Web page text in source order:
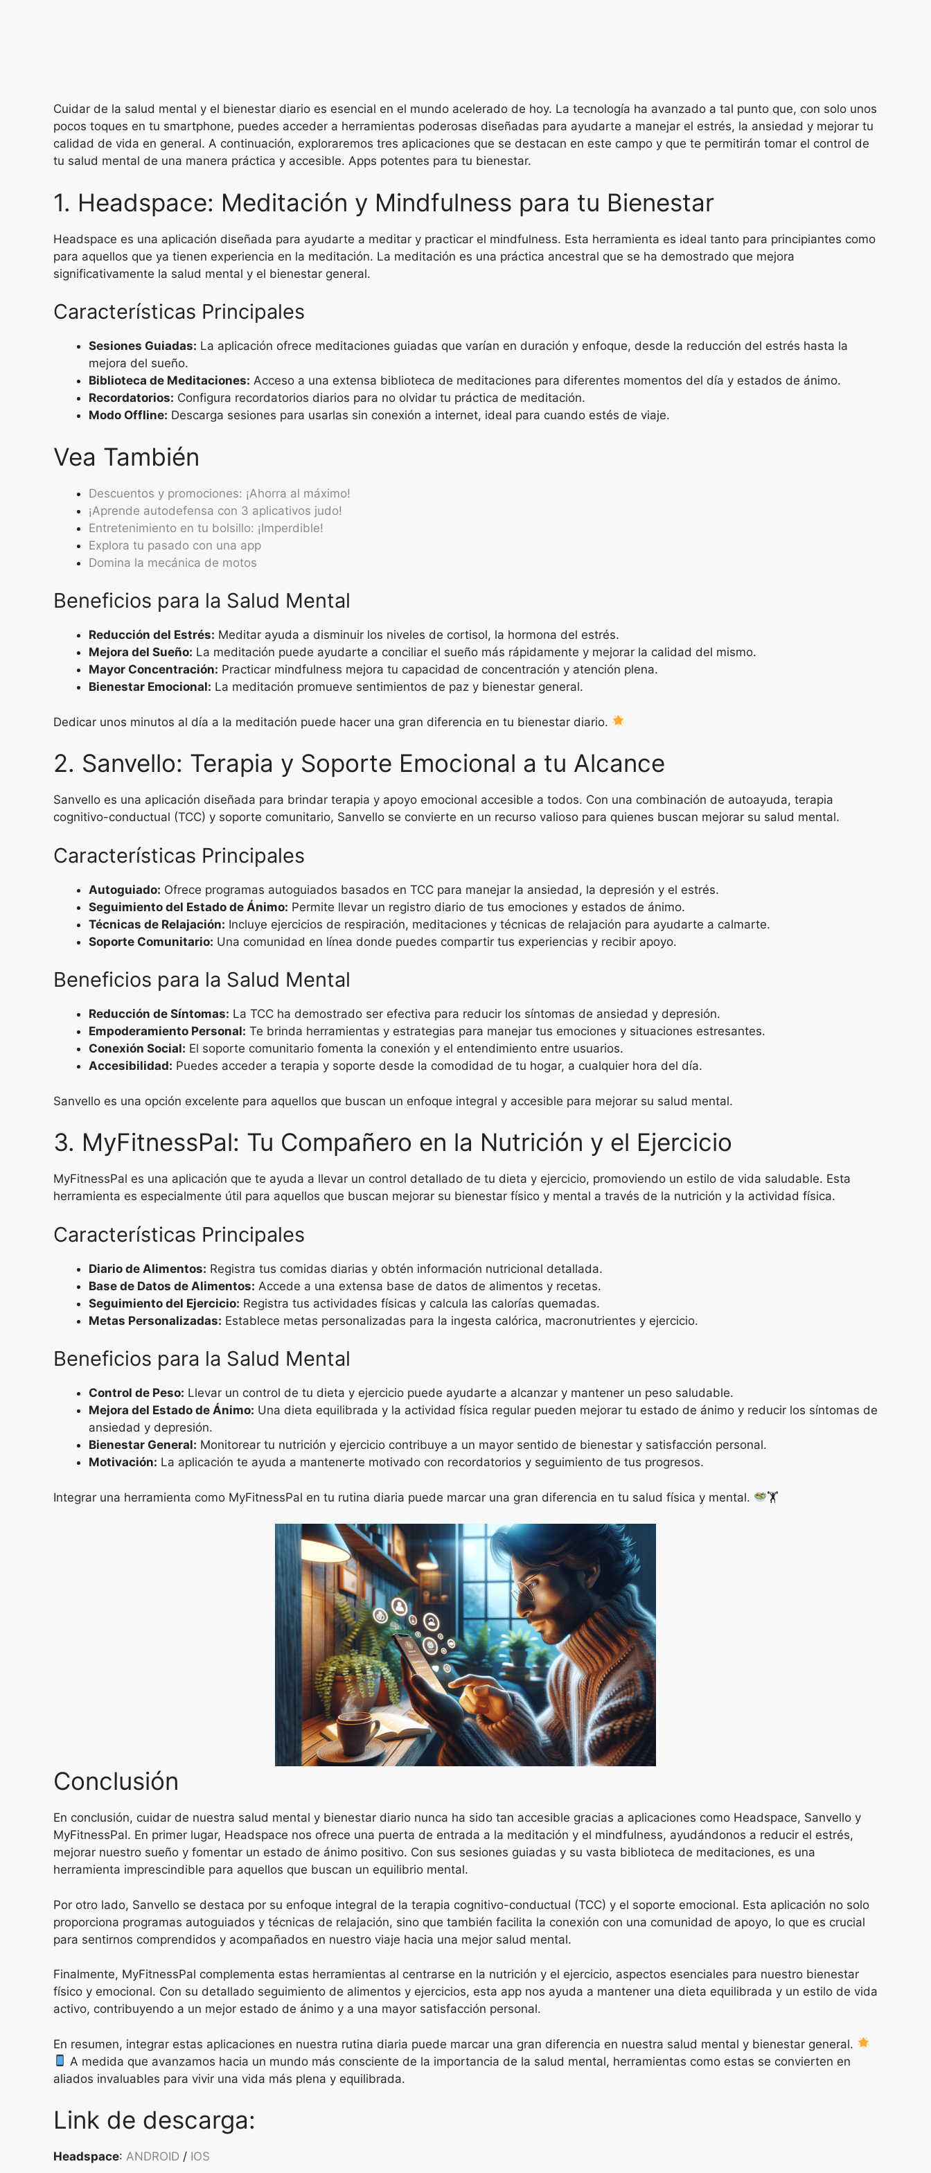
Cuidar de la salud mental y el bienestar diario es esencial en el mundo acelerado de hoy. La tecnología ha avanzado a tal punto que, con solo unos
pocos toques en tu smartphone, puedes acceder a herramientas poderosas diseñadas para ayudarte a manejar el estrés, la ansiedad y mejorar tu
calidad de vida en general. A continuación, exploraremos tres aplicaciones que se destacan en este campo y que te permitirán tomar el control de
tu salud mental de una manera práctica y accesible. Apps potentes para tu bienestar.
1. Headspace: Meditación y Mindfulness para tu Bienestar
Headspace es una aplicación diseñada para ayudarte a meditar y practicar el mindfulness. Esta herramienta es ideal tanto para principiantes como
para aquellos que ya tienen experiencia en la meditación. La meditación es una práctica ancestral que se ha demostrado que mejora
significativamente la salud mental y el bienestar general.
Características Principales
Sesiones Guiadas: La aplicación ofrece meditaciones guiadas que varían en duración y enfoque, desde la reducción del estrés hasta la
mejora del sueño.
Biblioteca de Meditaciones: Acceso a una extensa biblioteca de meditaciones para diferentes momentos del día y estados de ánimo.
Recordatorios: Configura recordatorios diarios para no olvidar tu práctica de meditación.
Modo Offline: Descarga sesiones para usarlas sin conexión a internet, ideal para cuando estés de viaje.
Vea También
Descuentos y promociones: ¡Ahorra al máximo!
¡Aprende autodefensa con 3 aplicativos judo!
Entretenimiento en tu bolsillo: ¡Imperdible!
Explora tu pasado con una app
Domina la mecánica de motos
Beneficios para la Salud Mental
Reducción del Estrés: Meditar ayuda a disminuir los niveles de cortisol, la hormona del estrés.
Mejora del Sueño: La meditación puede ayudarte a conciliar el sueño más rápidamente y mejorar la calidad del mismo.
Mayor Concentración: Practicar mindfulness mejora tu capacidad de concentración y atención plena.
Bienestar Emocional: La meditación promueve sentimientos de paz y bienestar general.
Dedicar unos minutos al día a la meditación puede hacer una gran diferencia en tu bienestar diario.
2. Sanvello: Terapia y Soporte Emocional a tu Alcance
Sanvello es una aplicación diseñada para brindar terapia y apoyo emocional accesible a todos. Con una combinación de autoayuda, terapia
cognitivo-conductual (TCC) y soporte comunitario, Sanvello se convierte en un recurso valioso para quienes buscan mejorar su salud mental.
Características Principales
Autoguiado: Ofrece programas autoguiados basados en TCC para manejar la ansiedad, la depresión y el estrés.
Seguimiento del Estado de Ánimo: Permite llevar un registro diario de tus emociones y estados de ánimo.
Técnicas de Relajación: Incluye ejercicios de respiración, meditaciones y técnicas de relajación para ayudarte a calmarte.
Soporte Comunitario: Una comunidad en línea donde puedes compartir tus experiencias y recibir apoyo.
Beneficios para la Salud Mental
Reducción de Síntomas: La TCC ha demostrado ser efectiva para reducir los síntomas de ansiedad y depresión.
Empoderamiento Personal: Te brinda herramientas y estrategias para manejar tus emociones y situaciones estresantes.
Conexión Social: El soporte comunitario fomenta la conexión y el entendimiento entre usuarios.
Accesibilidad: Puedes acceder a terapia y soporte desde la comodidad de tu hogar, a cualquier hora del día.
Sanvello es una opción excelente para aquellos que buscan un enfoque integral y accesible para mejorar su salud mental.
3. MyFitnessPal: Tu Compañero en la Nutrición y el Ejercicio
MyFitnessPal es una aplicación que te ayuda a llevar un control detallado de tu dieta y ejercicio, promoviendo un estilo de vida saludable. Esta
herramienta es especialmente útil para aquellos que buscan mejorar su bienestar físico y mental a través de la nutrición y la actividad física.
Características Principales
Diario de Alimentos: Registra tus comidas diarias y obtén información nutricional detallada.
Base de Datos de Alimentos: Accede a una extensa base de datos de alimentos y recetas.
Seguimiento del Ejercicio: Registra tus actividades físicas y calcula las calorías quemadas.
Metas Personalizadas: Establece metas personalizadas para la ingesta calórica, macronutrientes y ejercicio.
Beneficios para la Salud Mental
Control de Peso: Llevar un control de tu dieta y ejercicio puede ayudarte a alcanzar y mantener un peso saludable.
Mejora del Estado de Ánimo: Una dieta equilibrada y la actividad física regular pueden mejorar tu estado de ánimo y reducir los síntomas de
ansiedad y depresión.
Bienestar General: Monitorear tu nutrición y ejercicio contribuye a un mayor sentido de bienestar y satisfacción personal.
Motivación: La aplicación te ayuda a mantenerte motivado con recordatorios y seguimiento de tus progresos.
Integrar una herramienta como MyFitnessPal en tu rutina diaria puede marcar una gran diferencia en tu salud física y mental. 🏋
Conclusión
En conclusión, cuidar de nuestra salud mental y bienestar diario nunca ha sido tan accesible gracias a aplicaciones como Headspace, Sanvello y
MyFitnessPal. En primer lugar, Headspace nos ofrece una puerta de entrada a la meditación y el mindfulness, ayudándonos a reducir el estrés,
mejorar nuestro sueño y fomentar un estado de ánimo positivo. Con sus sesiones guiadas y su vasta biblioteca de meditaciones, es una
herramienta imprescindible para aquellos que buscan un equilibrio mental.
Por otro lado, Sanvello se destaca por su enfoque integral de la terapia cognitivo-conductual (TCC) y el soporte emocional. Esta aplicación no solo
proporciona programas autoguiados y técnicas de relajación, sino que también facilita la conexión con una comunidad de apoyo, lo que es crucial
para sentirnos comprendidos y acompañados en nuestro viaje hacia una mejor salud mental.
Finalmente, MyFitnessPal complementa estas herramientas al centrarse en la nutrición y el ejercicio, aspectos esenciales para nuestro bienestar
físico y emocional. Con su detallado seguimiento de alimentos y ejercicios, esta app nos ayuda a mantener una dieta equilibrada y un estilo de vida
activo, contribuyendo a un mejor estado de ánimo y a una mayor satisfacción personal.
En resumen, integrar estas aplicaciones en nuestra rutina diaria puede marcar una gran diferencia en nuestra salud mental y bienestar general.
A medida que avanzamos hacia un mundo más consciente de la importancia de la salud mental, herramientas como estas se convierten en
aliados invaluables para vivir una vida más plena y equilibrada.
Link de descarga:
Headspace: ANDROID / IOS